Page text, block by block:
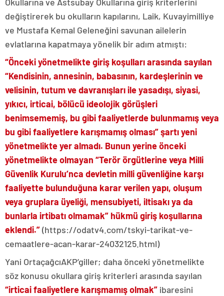
değiştirerek bu okulların kapılarını, Laik, Kuvayimilliye
ve Mustafa Kemal Geleneğini savunan ailelerin
evlatlarına kapatmaya yönelik bir adım atmıştı:
“Önceki yönetmelikte giriş koşulları arasında sayılan
“Kendisinin, annesinin, babasının, kardeşlerinin ve
velisinin, tutum ve davranışları ile yasadışı, siyasi,
yıkıcı, irticai, bölücü ideolojik görüşleri
benimsememiş, bu gibi faaliyetlerde bulunmamış veya
bu gibi faaliyetlere karışmamış olması” şartı yeni
yönetmelikte yer almadı. Bunun yerine önceki
yönetmelikte olmayan “Terör örgütlerine veya Milli
Güvenlik Kurulu’nca devletin milli güvenliğine karşı
faaliyette bulunduğuna karar verilen yapı, oluşum
veya gruplara üyeliği, mensubiyeti, iltisakı ya da
bunlarla irtibatı olmamak” hükmü giriş koşullarına
eklendi.”(https://odatv4.com/tskyi-tarikat-ve-
cemaatlere-acan-karar-24032125.html)
Yani OrtaçağcıAKP’giller; daha önceki yönetmelikte
söz konusu okullara giriş kriterleri arasında sayılan
“irticai faaliyetlere karışmamış olmak” ibaresini